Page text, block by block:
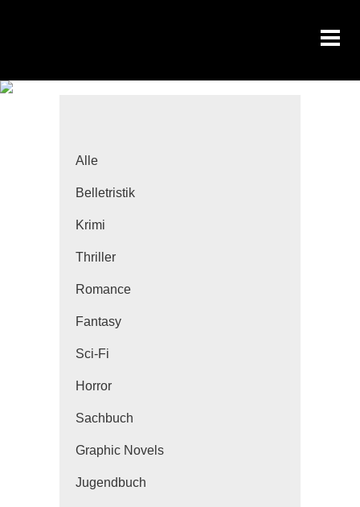
Alle
Belletristik
Krimi
Thriller
Romance
Fantasy
Sci-Fi
Horror
Sachbuch
Graphic Novels
Jugendbuch